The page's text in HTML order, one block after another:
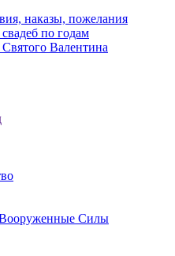
наказы, пожелания
по годам
Валентина
Силы